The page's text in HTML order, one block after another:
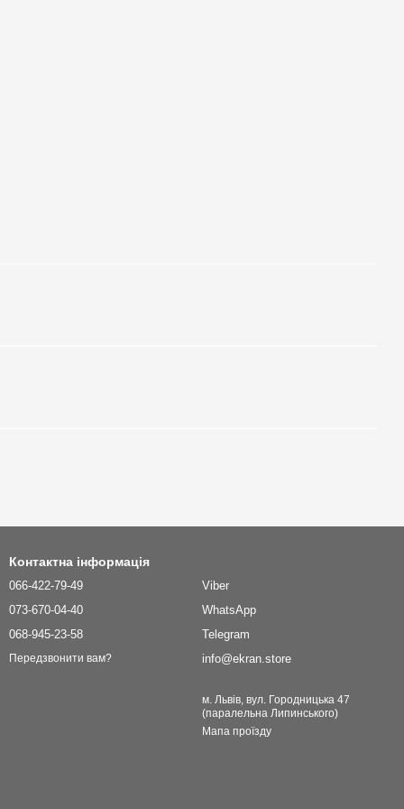
Контактна інформація
066-422-79-49
073-670-04-40
068-945-23-58
Передзвонити вам?
Viber
WhatsApp
Telegram
info@ekran.store
м. Львів, вул. Городницька 47
(паралельна Липинського)
Мапа проїзду